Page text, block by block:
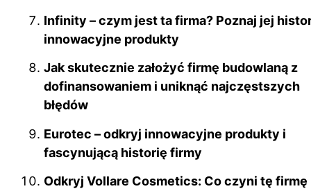
Infinity – czym jest ta firma? Poznaj jej
innowacyjne produkty
Jak skutecznie założyć firmę budowlaną z
dofinansowaniem i uniknąć najczęstszych
błędów
Eurotec – odkryj innowacyjne produkty i
fascynującą historię firmy
Odkryj Vollare Cosmetics: Co czyni tę firmę